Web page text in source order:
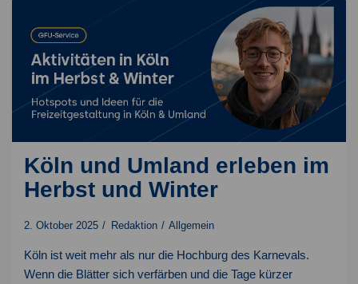
Köln und Umland erleben im
Herbst und Winter
2. Oktober 2025 Redaktion Allgemein
Köln ist weit mehr als nur die Hochburg des Karnevals.
Wenn die Blätter sich verfärben und die Tage kürzer